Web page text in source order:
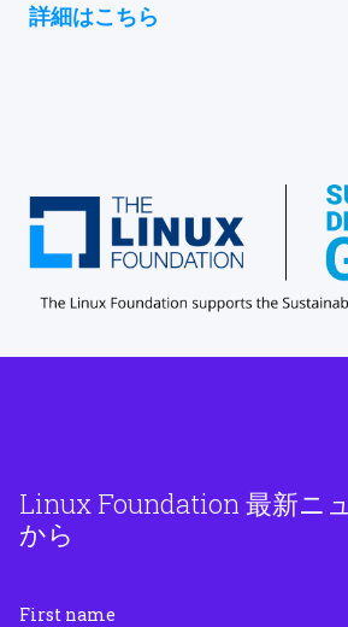
詳細はこちら
Linux Foundation 最新ニ
から
First name